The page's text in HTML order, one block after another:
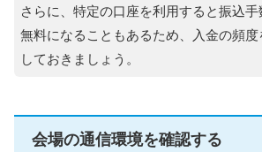
さらに、特定の口座を利用すると振込
無料になることもあるため、入金の頻度
しておきましょう。
会場の通信環境を確認する